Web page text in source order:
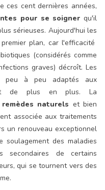
ces cent dernières années,
pour se soigner qu'il
sérieuses. Aujourd'hui les
plan, car l'efficacité
(considérés comme
graves) décroît. Les
à peu adaptés aux
de plus en plus. La
remèdes naturels et bien
associée aux traitements
un renouveau exceptionnel
soulagement des maladies
secondaires de certains
qui se tournent vers des